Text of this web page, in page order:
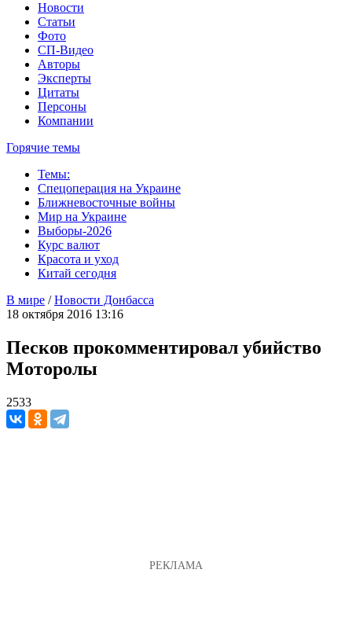
Новости
Статьи
Фото
СП-Видео
Авторы
Эксперты
Цитаты
Персоны
Компании
Горячие темы
Темы:
Спецоперация на Украине
Ближневосточные войны
Мир на Украине
Выборы-2026
Курс валют
Красота и уход
Китай сегодня
В мире /Новости Донбасса
18 октября 2016 13:16
Песков прокомментировал убийство
Моторолы
2533